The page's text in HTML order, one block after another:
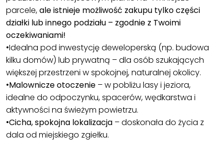
parcele,ale istnieje możliwość zakupu tylko części
działki lub innego podziału – zgodnie z Twoimi
oczekiwaniami!
•Idealna pod inwestycję deweloperską (np. budowa
kilku domów) lub prywatną – dla osób szukających
większej przestrzeni w spokojnej, naturalnej okolicy.
•Malownicze otoczenie – w pobliżu lasy i jeziora,
idealne do odpoczynku, spacerów, wędkarstwa i
aktywności na świeżym powietrzu.
•Cicha, spokojna lokalizacja – doskonała do życia z
dala od miejskiego zgiełku.